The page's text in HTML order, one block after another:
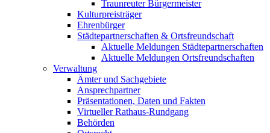
Traunreuter Bürgermeister
Kulturpreisträger
Ehrenbürger
Städtepartnerschaften & Ortsfreundschaft
Aktuelle Meldungen Städtepartnerschaften
Aktuelle Meldungen Ortsfreundschaften
Verwaltung
Ämter und Sachgebiete
Ansprechpartner
Präsentationen, Daten und Fakten
Virtueller Rathaus-Rundgang
Behörden